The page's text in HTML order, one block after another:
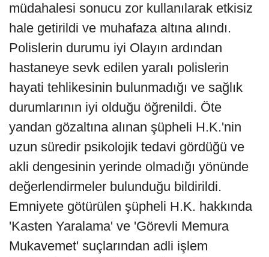
müdahalesi sonucu zor kullanılarak etkisiz
hale getirildi ve muhafaza altına alındı.
Polislerin durumu iyi Olayın ardından
hastaneye sevk edilen yaralı polislerin
hayati tehlikesinin bulunmadığı ve sağlık
durumlarının iyi olduğu öğrenildi. Öte
yandan gözaltına alınan şüpheli H.K.'nin
uzun süredir psikolojik tedavi gördüğü ve
akli dengesinin yerinde olmadığı yönünde
değerlendirmeler bulunduğu bildirildi.
Emniyete götürülen şüpheli H.K. hakkında
'Kasten Yaralama' ve 'Görevli Memura
Mukavemet' suçlarından adli işlem